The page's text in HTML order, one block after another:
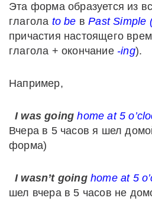
Эта форма образуется из
глагола to be вPast Simple
причастия настоящего
глагола + окончание -ing).
Например,
I was going home at 5
Вчера в 5 часов я шел
форма)
I wasn’t goinghome at 5
шел вчера в 5 часов не